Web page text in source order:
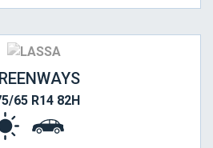
65 R14 82H